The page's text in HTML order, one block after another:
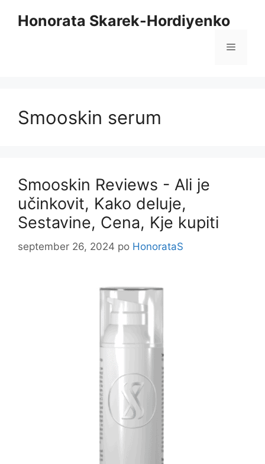
Honorata Skarek-Hordiyenko
Meni
Smooskin serum
Smooskin Reviews - Ali je
učinkovit, Kako deluje,
Sestavine, Cena, Kje kupiti
september 26, 2024 po HonorataS